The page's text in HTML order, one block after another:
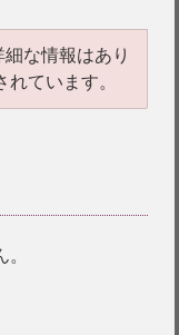
な情報はあり
ています。